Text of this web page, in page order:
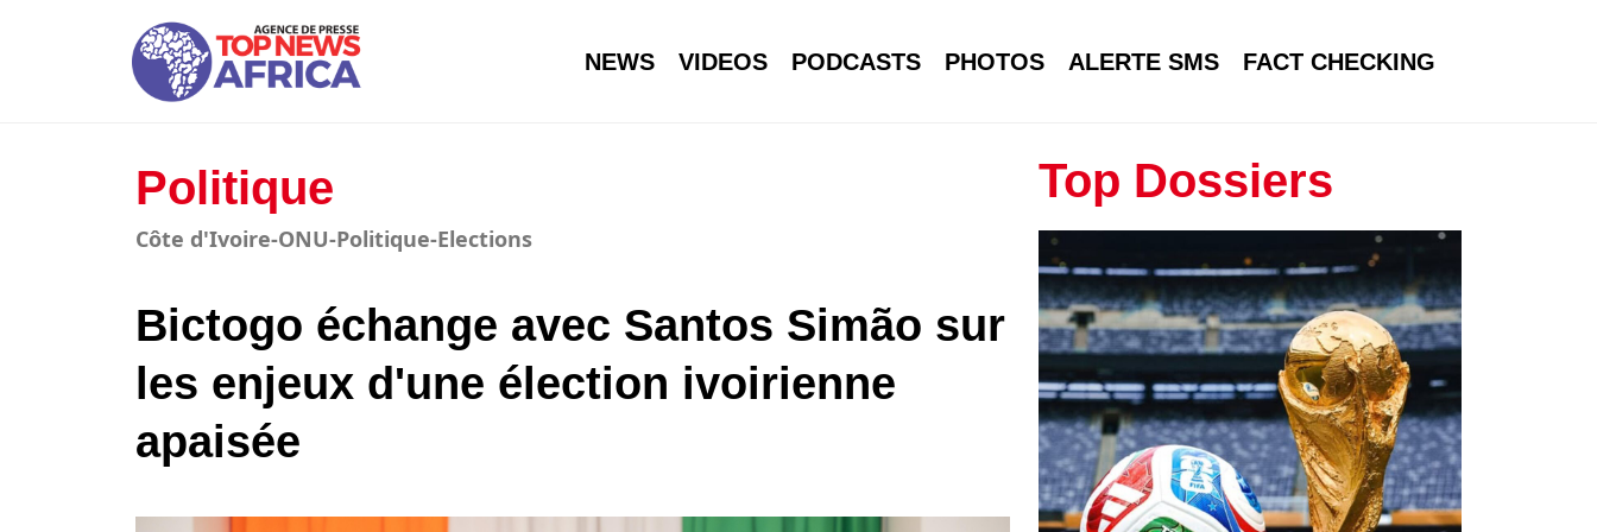
NEWS VIDEOS PODCASTS PHOTOS ALERTE SMS FACT CHECKING
Politique
Côte d'Ivoire-ONU-Politique-Elections
Bictogo échange avec Santos Simão sur
les enjeux d'une élection ivoirienne
apaisée
Top Dossiers